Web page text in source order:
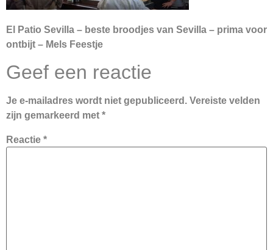
El Patio Sevilla – beste broodjes van Sevilla – prima voor
ontbijt – Mels Feestje
Geef een reactie
Je e-mailadres wordt niet gepubliceerd. Vereiste velden
zijn gemarkeerd met *
Reactie *